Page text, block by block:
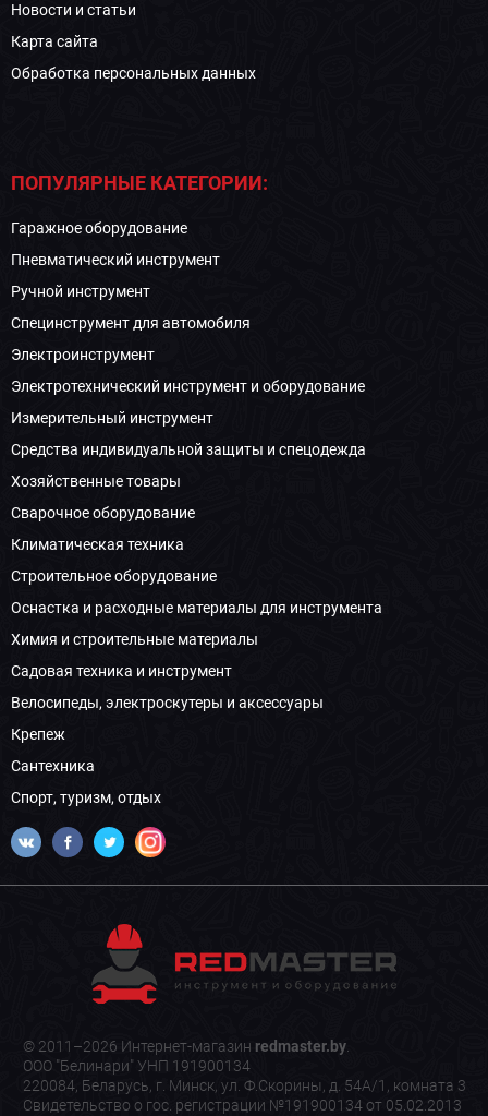
Новости и статьи
Карта сайта
Обработка персональных данных
ПОПУЛЯРНЫЕ КАТЕГОРИИ:
Гаражное оборудование
Пневматический инструмент
Ручной инструмент
Специнструмент для автомобиля
Электроинструмент
Электротехнический инструмент и оборудование
Измерительный инструмент
Средства индивидуальной защиты и спецодежда
Хозяйственные товары
Сварочное оборудование
Климатическая техника
Строительное оборудование
Оснастка и расходные материалы для инструмента
Химия и строительные материалы
Садовая техника и инструмент
Велосипеды, электроскутеры и аксессуары
Крепеж
Сантехника
Спорт, туризм, отдых
© 2011–2026 Интернет-магазин redmaster.by.
ООО "Белинари" УНП 191900134
220084, Беларусь, г. Минск, ул. Ф.Скорины, д. 54А/1, комната 3
Свидетельство о гос. регистрации №191900134 от 05.02.2013